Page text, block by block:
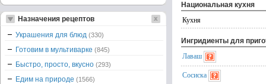
Национальная кухня
Кухня
Ингридиенты для
Лаваш
Сосиска
Назначения рецептов
Украшения для блюд (330)
Готовим в мультиварке (845)
Быстро, просто, вкусно (293)
Едим на природе (1566)